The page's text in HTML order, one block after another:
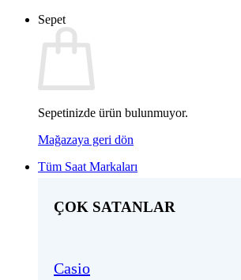
Sepet
Sepetinizde ürün bulunmuyor.
Mağazaya geri dön
Tüm Saat Markaları
ÇOK SATANLAR
Casio